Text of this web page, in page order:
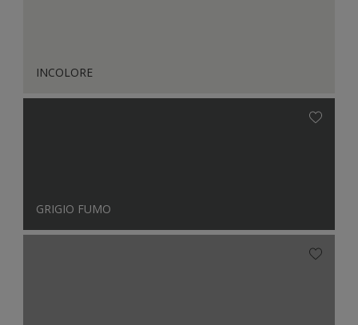
INCOLORE
GRIGIO FUMO